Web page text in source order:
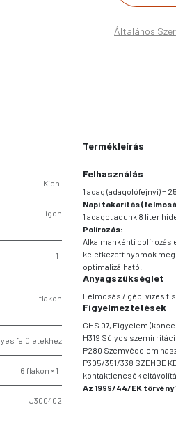
Általános
Kiehl
igen
1 l
flakon
felületekhez
6 flakon × 1 l
J300402
Termékleírás
Felhasználás
1 adag (adagolófejnyi) =
Napi takarítás
1 adagot adunk 8 liter
Polírozás:
Alkalmankénti polírozás
keletkezett nyomok
optimalizálható.
Anyagszükséglet
Felmosás / gépi vizes
Figyelmeztetések
GHS 07, Figyelem
H319 Súlyos
P280 Szemvédelem
P305/351/338 SZEMBE
kontaktlencsék
Az 1999/44/EK